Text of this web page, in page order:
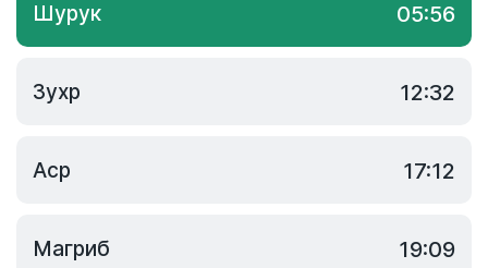
Шурук 05:56
Зухр 12:32
Аср 17:12
Магриб 19:09